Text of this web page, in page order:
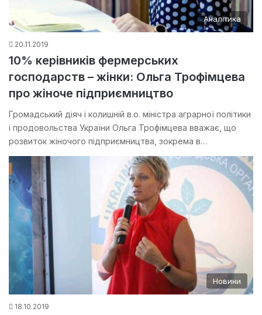
Аналітика
20.11.2019
10% керівників фермерських
господарств – жінки: Ольга Трофімцева
про жіноче підприємництво
Громадський діяч і колишній в.о. міністра аграрної політики
і продовольства України Ольга Трофімцева вважає, що
розвиток жіночого підприємництва, зокрема в…
Новини
18.10.2019